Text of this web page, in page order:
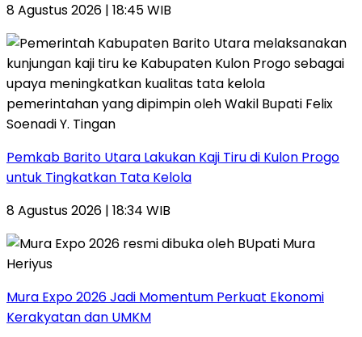
8 Agustus 2026 | 18:45 WIB
Pemkab Barito Utara Lakukan Kaji Tiru di Kulon Progo
untuk Tingkatkan Tata Kelola
8 Agustus 2026 | 18:34 WIB
Mura Expo 2026 Jadi Momentum Perkuat Ekonomi
Kerakyatan dan UMKM